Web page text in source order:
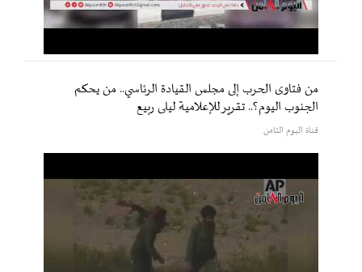
من فتاوى الحرب إلى مجلس القيادة الرئاسي.. من يحكم
الجنوب اليوم؟.. تقرير للإعلامية ليلى ربيع
قناة اليوم الثامن